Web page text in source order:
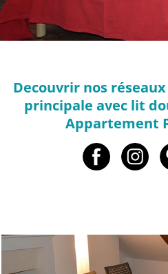
Decouvrir nos
principale avec lit
Appartement